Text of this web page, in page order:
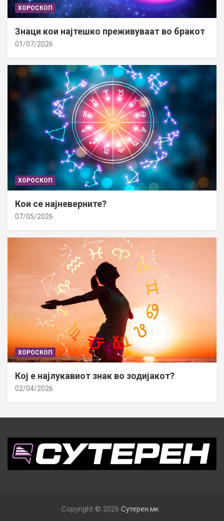
ХОРОСКОП
Знаци кои најтешко преживуваат во бракот
01/07/2026
ХОРОСКОП
Кои се најневерните?
07/05/2026
ХОРОСКОП
Кој е најлукавиот знак во зодијакот?
02/04/2026
Copyright © 2026 Сутерен.мк